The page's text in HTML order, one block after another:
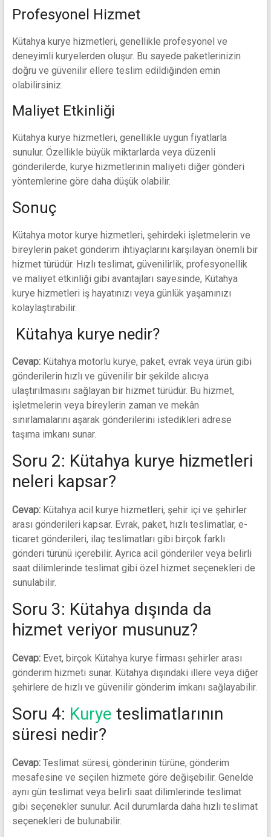
Profesyonel Hizmet
Kütahya kurye hizmetleri, genellikle profesyonel ve
deneyimli kuryelerden oluşur. Bu sayede paketlerinizin
doğru ve güvenilir ellere teslim edildiğinden emin
olabilirsiniz.
Maliyet Etkinliği
Kütahya kurye hizmetleri, genellikle uygun fiyatlarla
sunulur. Özellikle büyük miktarlarda veya düzenli
gönderilerde, kurye hizmetlerinin maliyeti diğer gönderi
yöntemlerine göre daha düşük olabilir.
Sonuç
Kütahya motor kurye hizmetleri, şehirdeki işletmelerin ve
bireylerin paket gönderim ihtiyaçlarını karşılayan önemli bir
hizmet türüdür. Hızlı teslimat, güvenilirlik, profesyonellik
ve maliyet etkinliği gibi avantajları sayesinde, Kütahya
kurye hizmetleri iş hayatınızı veya günlük yaşamınızı
kolaylaştırabilir.
Kütahya kurye nedir?
Cevap:Kütahya motorlu kurye, paket, evrak veya ürün gibi
gönderilerin hızlı ve güvenilir bir şekilde alıcıya
ulaştırılmasını sağlayan bir hizmet türüdür. Bu hizmet,
işletmelerin veya bireylerin zaman ve mekân
sınırlamalarını aşarak gönderilerini istedikleri adrese
taşıma imkanı sunar.
Soru 2: Kütahya kurye hizmetleri
neleri kapsar?
Cevap:Kütahya acil kurye hizmetleri, şehir içi ve şehirler
arası gönderileri kapsar. Evrak, paket, hızlı teslimatlar, e-
ticaret gönderileri, ilaç teslimatları gibi birçok farklı
gönderi türünü içerebilir. Ayrıca acil gönderiler veya belirli
saat dilimlerinde teslimat gibi özel hizmet seçenekleri de
sunulabilir.
Soru 3: Kütahya dışında da
hizmet veriyor musunuz?
Cevap:Evet, birçok Kütahya kurye firması şehirler arası
gönderim hizmeti sunar. Kütahya dışındaki illere veya diğer
şehirlere de hızlı ve güvenilir gönderim imkanı sağlayabilir.
Soru 4: Kurye teslimatlarının
süresi nedir?
Cevap:Teslimat süresi, gönderinin türüne, gönderim
mesafesine ve seçilen hizmete göre değişebilir. Genelde
aynı gün teslimat veya belirli saat dilimlerinde teslimat
gibi seçenekler sunulur. Acil durumlarda daha hızlı teslimat
seçenekleri de bulunabilir.